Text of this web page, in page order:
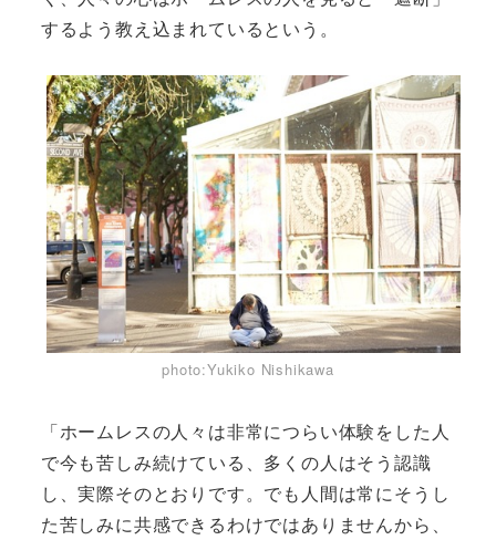
するよう教え込まれているという。
photo:Yukiko Nishikawa
「ホームレスの人々は非常につらい体験をした人
で今も苦しみ続けている、多くの人はそう認識
し、実際そのとおりです。でも人間は常にそうし
た苦しみに共感できるわけではありませんから、